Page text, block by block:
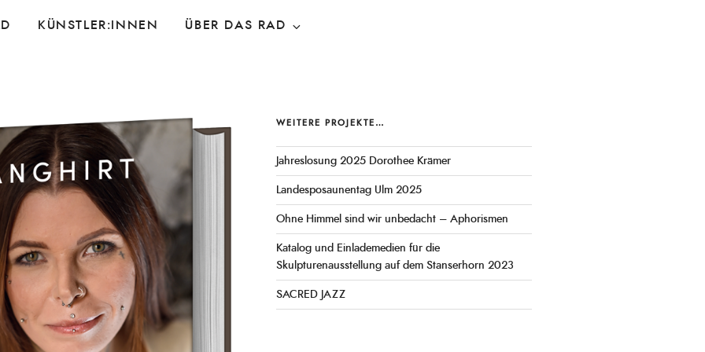
KÜNSTLER:INNEN ÜBER DAS RAD
WEITERE PROJEKTE…
Jahreslosung 2025 Dorothee Krämer
Landesposaunentag Ulm 2025
Ohne Himmel sind wir unbedacht – Aphorismen
Katalog und Einlademedien für die
Skulpturenausstellung auf dem Stanserhorn 2023
SACRED JAZZ